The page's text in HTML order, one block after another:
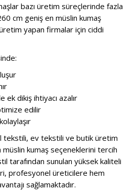
bazı üretim süreçlerinde fazla
cm geniş en müslin kumaş
yapan firmalar için ciddi
ek dikiş ihtiyacı azalır
edilir
tekstili, ev tekstili ve butik üretim
kumaş seçeneklerini tercih
tarafından sunulan yüksek kaliteli
profesyonel üreticilere hem
sağlamaktadır.